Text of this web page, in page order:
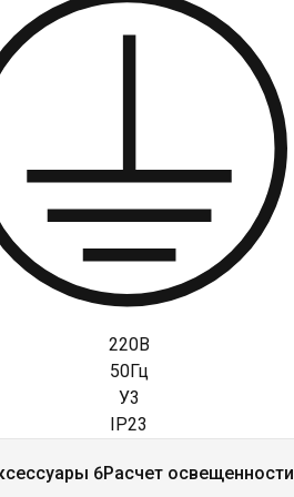
220В
50Гц
У3
IP23
6Расчет освещенности